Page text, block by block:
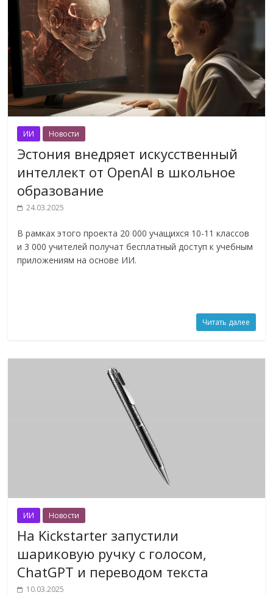
ИИ Новости
Эстония внедряет искусственный
интеллект от OpenAI в школьное
образование
24.03.2025
В рамках этого проекта 20 000 учащихся 10-11 классов
и 3 000 учителей получат бесплатный доступ к учебным
приложениям на основе ИИ.
Читать далее
ИИ Новости
На Kickstarter запустили
шариковую ручку с голосом,
ChatGPT и переводом текста
10.03.2025